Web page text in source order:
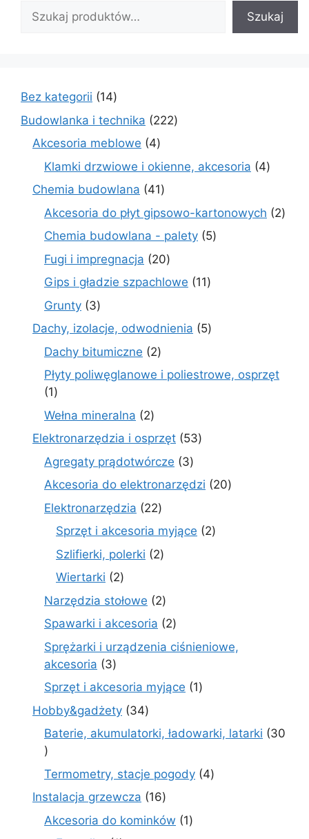
Szukaj
Bez kategorii 1414
produktów
Budowlanka i technika 222222
Akcesoria meblowe 44
produkty
Klamki drzwiowe i okienne, akcesoria 44
Chemia budowlana 4141
produktów
Akcesoria do płyt gipsowo-kartonowych 22
Chemia budowlana - palety 55
Fugi i impregnacja 2020
produktów
Gips i gładzie szpachlowe 1111
Grunty 33
produkty
Dachy, izolacje, odwodnienia 55
Dachy bitumiczne 22
produkty
Płyty poliwęglanowe i poliestrowe, osprzęt
11
produkt
Wełna mineralna 22
produkty
Elektronarzędzia i osprzęt 5353
Agregaty prądotwórcze 33
produkty
Akcesoria do elektronarzędzi 2020
Elektronarzędzia 2222
produkty
Sprzęt i akcesoria myjące 22
Szlifierki, polerki 22
Wiertarki 22
produkty
Narzędzia stołowe 22
produkty
Spawarki i akcesoria 22
produkty
Sprężarki i urządzenia ciśnieniowe,
akcesoria
33
produkty
Sprzęt i akcesoria myjące 11
Hobby&gadżety 3434
produkty
Baterie, akumulatorki, ładowarki, latarki
30
30
produktów
Termometry, stacje pogody 44
Instalacja grzewcza 1616
produktów
Akcesoria do kominków 11